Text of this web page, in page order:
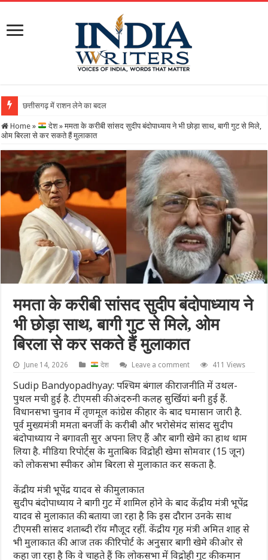
छत्तीसगढ़ में राशन लेने का बदला तरीका, अब ग्रीन ATM स
Home » देश » ममता के करीबी सांसद सुदीप बंदोपाध्याय ने भी छोड़ा साथ, बागी गुट से मिले,
ओम बिरला से कर सकते हैं मुलाकात
ममता के करीबी सांसद सुदीप बंदोपाध्याय ने
भी छोड़ा साथ, बागी गुट से मिले, ओम
बिरला से कर सकते हैं मुलाकात
June 14, 2026 देश Leave a comment 411 Views
Sudip Bandyopadhyay: पश्चिम बंगाल की राजनीति में उथल-
पुथल मची हुई है. टीएमसी की अंदरुनी कलह सुर्खियां बनी हुई हैं.
विधानसभा चुनाव में तृणमूल कांग्रेस की हार के बाद घमासान जारी है.
पूर्व मुख्यमंत्री ममता बनर्जी के करीबी और भरोसेमंद सांसद सुदीप
बंदोपाध्याय ने बगावती सुर अपना लिए हैं और बागी खेमे का हाथ थाम
लिया है. मीडिया रिपोर्ट्स के मुताबिक विद्रोही खेमा सोमवार (15 जून)
को लोकसभा स्पीकर ओम बिरला से मुलाकात कर सकता है.
केंद्रीय मंत्री भूपेंद्र यादव से की मुलाकात
सुदीप बंदोपाध्याय ने बागी गुट में शामिल होने के बाद केंद्रीय मंत्री भूपेंद्र
यादव से मुलाकात की. बताया जा रहा है कि इस दौरान उनके साथ
टीएमसी सांसद शताब्दी रॉय मौजूद रहीं. केंद्रीय गृह मंत्री अमित शाह से
भी मुलाकात की. आज तक की रिपोर्ट के अनुसार बागी खेमे की ओर से
कहा जा रहा है कि वे चाहते हैं कि लोकसभा में विद्रोही गुट की कमान